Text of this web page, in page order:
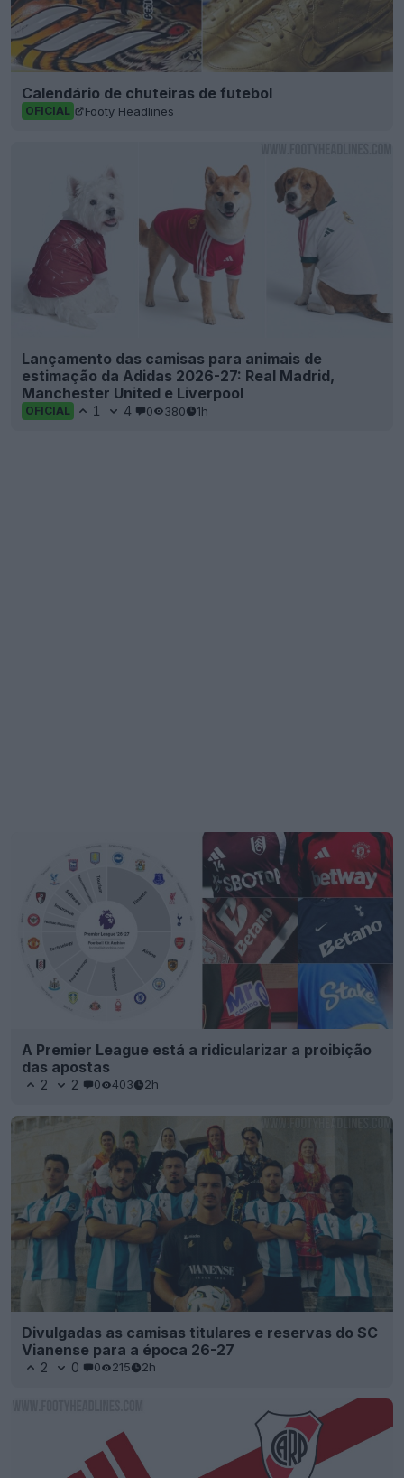
Calendário de chuteiras de futebol
OFICIAL Footy Headlines
Lançamento das camisas para animais de
estimação da Adidas 2026-27: Real Madrid,
Manchester United e Liverpool
OFICIAL 1 4 0 380 1h
A Premier League está a ridicularizar a proibição
das apostas
2 2 0 403 2h
Divulgadas as camisas titulares e reservas do SC
Vianense para a época 26-27
2 0 0 215 2h